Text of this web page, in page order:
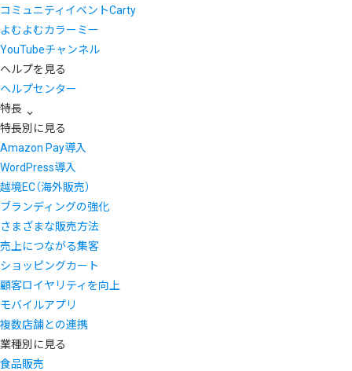
コミュニティイベントCarty
よむよむカラーミー
YouTubeチャンネル
ヘルプを見る
ヘルプセンター
特長
特長別に見る
Amazon Pay導入
WordPress導入
越境EC（海外販売）
ブランディングの強化
さまざまな販売方法
売上につながる集客
ショッピングカート
顧客ロイヤリティを向上
モバイルアプリ
複数店舗との連携
業種別に見る
食品販売